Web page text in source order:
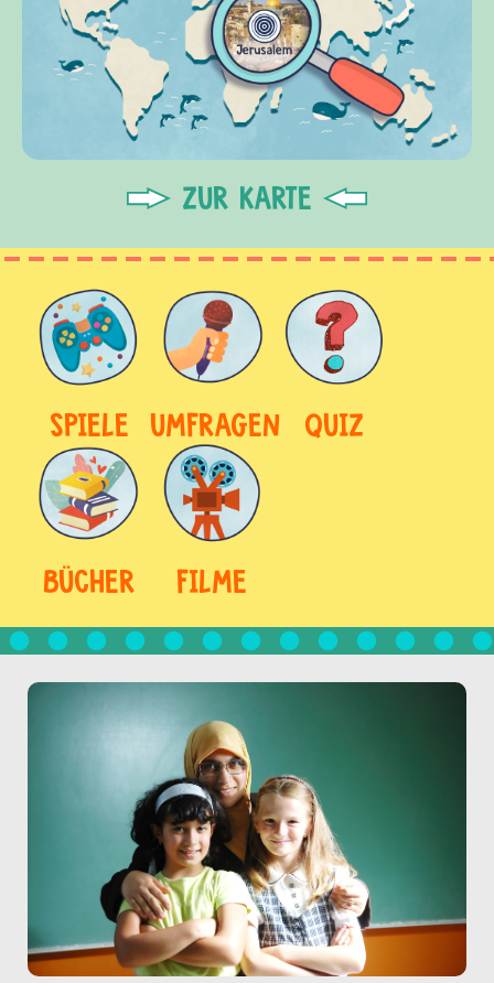
ZUR KARTE
SPIELE UMFRAGEN QUIZ
BÜCHER FILME